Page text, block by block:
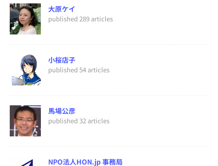
大原ケイ
published 289 articles
小桜店子
published 54 articles
馬場公彦
published 32 articles
NPO法人HON.jp 事務局